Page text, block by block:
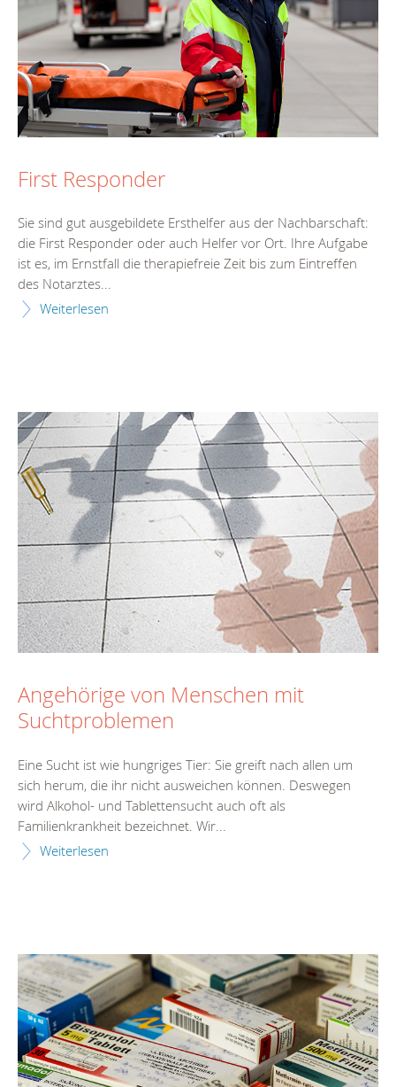
First Responder
Sie sind gut ausgebildete Ersthelfer aus der Nachbarschaft:
die First Responder oder auch Helfer vor Ort. Ihre Aufgabe
ist es, im Ernstfall die therapiefreie Zeit bis zum Eintreffen
des Notarztes...
Weiterlesen
Angehörige von Menschen mit
Suchtproblemen
Eine Sucht ist wie hungriges Tier: Sie greift nach allen um
sich herum, die ihr nicht ausweichen können. Deswegen
wird Alkohol- und Tablettensucht auch oft als
Familienkrankheit bezeichnet. Wir...
Weiterlesen